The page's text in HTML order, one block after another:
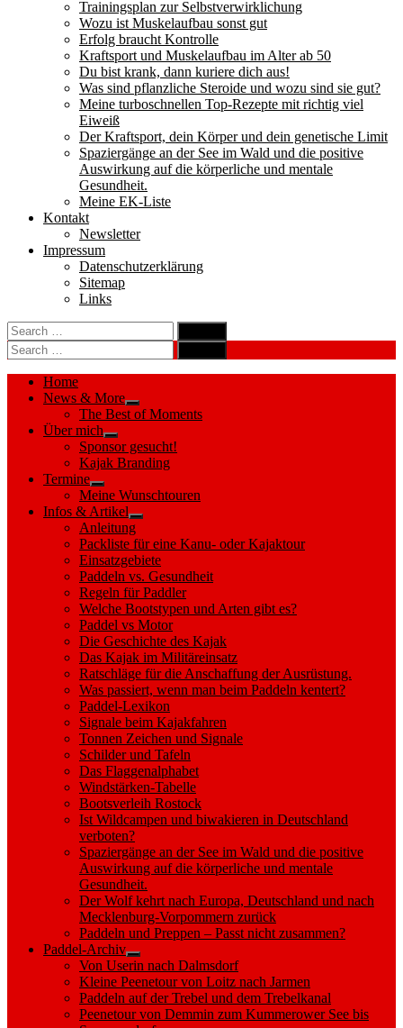
Trainingsplan zur Selbstverwirklichung
Wozu ist Muskelaufbau sonst gut
Erfolg braucht Kontrolle
Kraftsport und Muskelaufbau im Alter ab 50
Du bist krank, dann kuriere dich aus!
Was sind pflanzliche Steroide und wozu sind sie gut?
Meine turboschnellen Top-Rezepte mit richtig viel
Eiweiß
Der Kraftsport, dein Körper und dein genetische Limit
Spaziergänge an der See im Wald und die positive
Auswirkung auf die körperliche und mentale
Gesundheit.
Meine EK-Liste
Kontakt
Newsletter
Impressum
Datenschutzerklärung
Sitemap
Links
Search
for:
Search
Search
for:
Search
Home
News & More
Show
sub
The Best of Moments
Über mich
Show
sub
menu
Sponsor gesucht!
Kajak Branding
Termine
Show
sub
menu
Meine Wunschtouren
Infos & Artikel
Show
sub
menu
Anleitung
Packliste für eine Kanu- oder Kajaktour
Einsatzgebiete
Paddeln vs. Gesundheit
Regeln für Paddler
Welche Bootstypen und Arten gibt es?
Paddel vs Motor
Die Geschichte des Kajak
Das Kajak im Militäreinsatz
Ratschläge für die Anschaffung der Ausrüstung.
Was passiert, wenn man beim Paddeln kentert?
Paddel-Lexikon
Signale beim Kajakfahren
Tonnen Zeichen und Signale
Schilder und Tafeln
Das Flaggenalphabet
Windstärken-Tabelle
Bootsverleih Rostock
Ist Wildcampen und biwakieren in Deutschland
verboten?
Spaziergänge an der See im Wald und die positive
Auswirkung auf die körperliche und mentale
Gesundheit.
Der Wolf kehrt nach Europa, Deutschland und nach
Mecklenburg-Vorpommern zurück
Paddeln und Preppen – Passt nicht zusammen?
Paddel-Archiv
Show
sub
menu
Von Userin nach Dalmsdorf
Kleine Peenetour von Loitz nach Jarmen
Paddeln auf der Trebel und dem Trebelkanal
Peenetour von Demmin zum Kummerower See bis